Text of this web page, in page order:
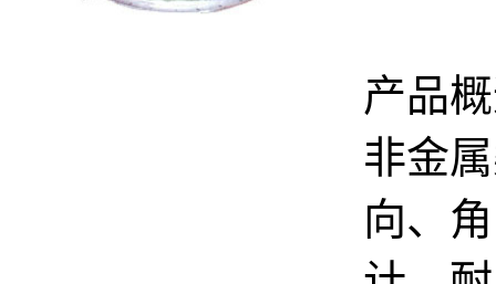
产品
非金
向、